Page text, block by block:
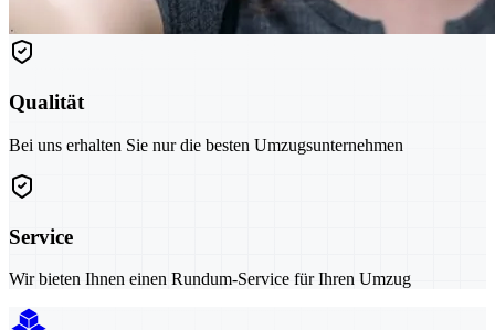
Qualität
Bei uns erhalten Sie nur die besten Umzugsunternehmen
Service
Wir bieten Ihnen einen Rundum-Service für Ihren Umzug